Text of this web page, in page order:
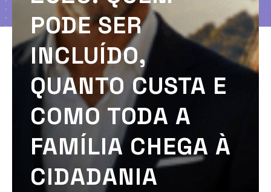
PODE SER
INCLUÍDO,
QUANTO CUSTA E
COMO TODA A
FAMÍLIA CHEGA À
CIDADANIA